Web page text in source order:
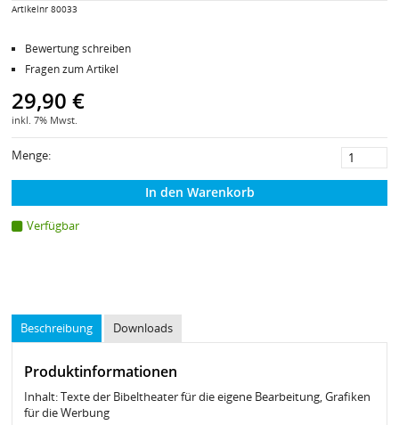
Artikelnr 80033
Bewertung schreiben
Fragen zum Artikel
29,90 €
inkl. 7% Mwst.
Menge:
In den Warenkorb
Verfügbar
Beschreibung Downloads
Produktinformationen
Inhalt: Texte der Bibeltheater für die eigene Bearbeitung, Grafiken
für die Werbung